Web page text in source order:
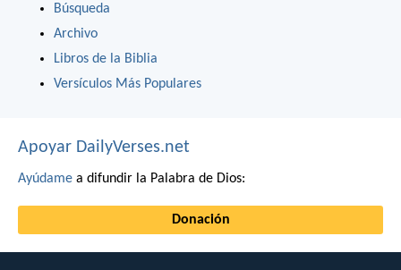
Búsqueda
Archivo
Libros de la Biblia
Versículos Más Populares
Apoyar DailyVerses.net
Ayúdame a difundir la Palabra de Dios:
Donación